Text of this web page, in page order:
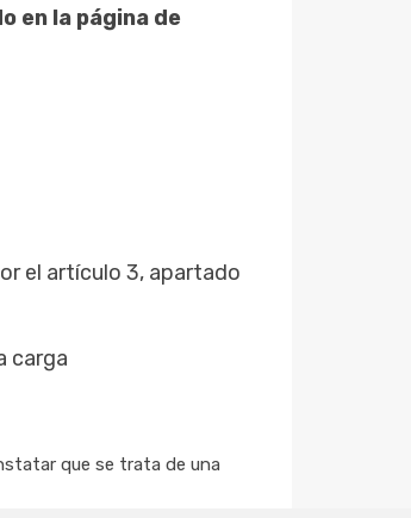
en la página de
el artículo 3, apartado
carga
que se trata de una